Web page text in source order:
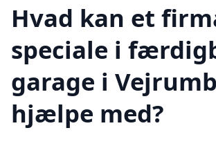
Hvad kan et
speciale i
garage i
hjælpe med?